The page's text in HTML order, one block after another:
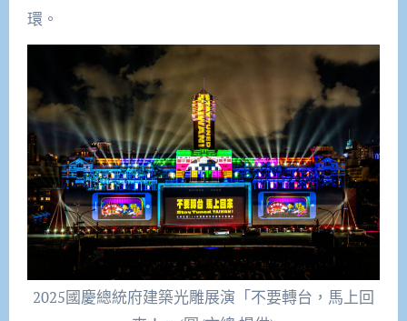
環。
2025國慶總統府建築光雕展演「不要轉台，馬上回